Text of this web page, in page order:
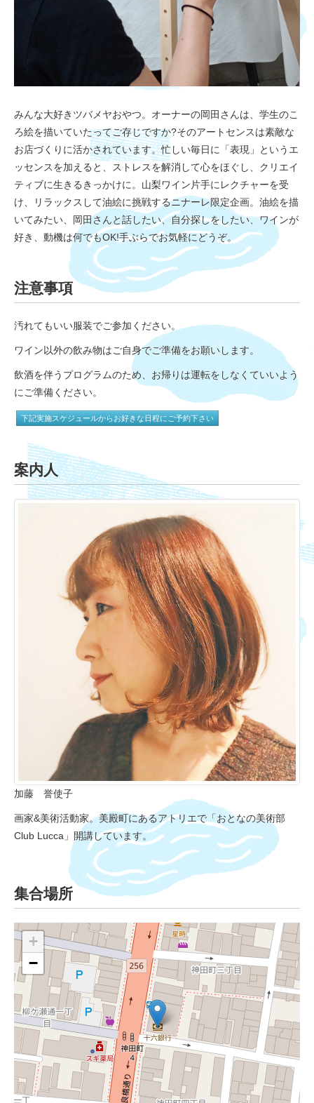
みんな大好きツバメヤおやつ。オーナーの岡田さんは、学生のこ
ろ絵を描いていたってご存じですか?そのアートセンスは素敵な
お店づくりに活かされています。忙しい毎日に「表現」というエ
ッセンスを加えると、ストレスを解消して心をほぐし、クリエイ
ティブに生きるきっかけに。山梨ワイン片手にレクチャーを受
け、リラックスして油絵に挑戦するニナーレ限定企画。油絵を描
いてみたい、岡田さんと話したい、自分探しをしたい、ワインが
好き、動機は何でもOK!手ぶらでお気軽にどうぞ。
注意事項
汚れてもいい服装でご参加ください。
ワイン以外の飲み物はご自身でご準備をお願いします。
飲酒を伴うプログラムのため、お帰りは運転をしなくていいよう
にご準備ください。
下記実施スケジュールからお好きな日程にご予約下さい
案内人
加藤 誉使子
画家&美術活動家。美殿町にあるアトリエで「おとなの美術部
Club Lucca」開講しています。
集合場所
+
−